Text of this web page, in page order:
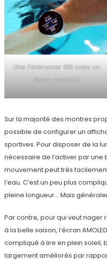
Une Forerunner 165 avec un
écran AMOLED
Sur la majorité des montres
possible de configurer un
sportives. Pour disposer de la
nécessaire de l’activer par une
mouvement peut très
l’eau. C’est un peu plus
pleine longueur… Mais
Par contre, pour qui veut
à la belle saison, l’écran
compliqué à lire en plein soleil,
largement améliorés par